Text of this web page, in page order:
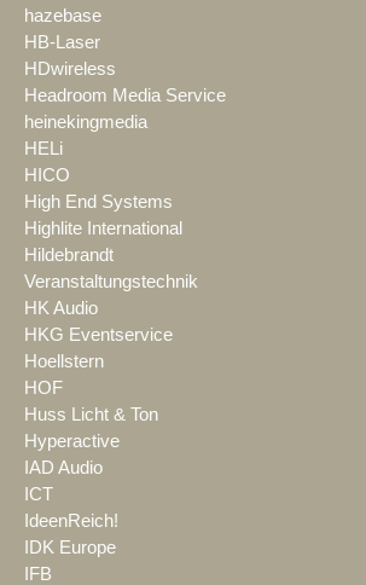
hazebase
HB-Laser
HDwireless
Headroom Media Service
heinekingmedia
HELi
HICO
High End Systems
Highlite International
Hildebrandt
Veranstaltungstechnik
HK Audio
HKG Eventservice
Hoellstern
HOF
Huss Licht & Ton
Hyperactive
IAD Audio
ICT
IdeenReich!
IDK Europe
IFB